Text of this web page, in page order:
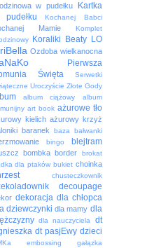
w pudełku
Kartka
Kochanej Babci
Mamie
Komplet
Koraliki Beaty LO
Ozdoba wielkanocna
Pierwsza
Święta
Serwetki
Uroczyście Złote Gody
album ciążowy
album
art book ażurowe tło
kielich ażurowy krzyż
baranek baza bałwanki
bingo blejtram
bombka border
brokat
dla ptaków bukiet choinka
chusteczkownik
decoupage
dekoracja dla chłopca
dziewczynki dla mamy dla
dla nauczyciela
dt
dt pasjEwy dzieci
embossing gałązka